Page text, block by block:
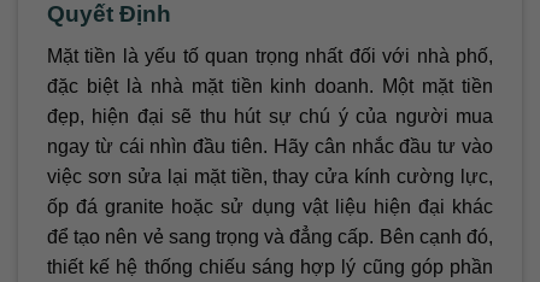
Quyết Định
Mặt tiền là yếu tố quan trọng nhất đối với nhà phố,
đặc biệt là nhà mặt tiền kinh doanh. Một mặt tiền
đẹp, hiện đại sẽ thu hút sự chú ý của người mua
ngay từ cái nhìn đầu tiên. Hãy cân nhắc đầu tư vào
việc sơn sửa lại mặt tiền, thay cửa kính cường lực,
ốp đá granite hoặc sử dụng vật liệu hiện đại khác
để tạo nên vẻ sang trọng và đẳng cấp. Bên cạnh đó,
thiết kế hệ thống chiếu sáng hợp lý cũng góp phần